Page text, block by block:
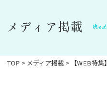
メディア掲載
TOP > メディア掲載 > 【WEB特